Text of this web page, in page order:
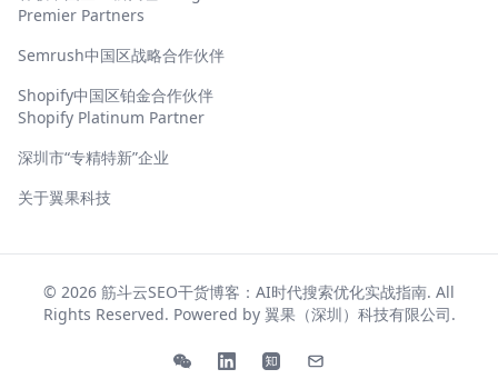
Premier Partners
Semrush中国区战略合作伙伴
Shopify中国区铂金合作伙伴
Shopify Platinum Partner
深圳市“专精特新”企业
关于翼果科技
© 2026 筋斗云SEO干货博客：AI时代搜索优化实战指南. All
Rights Reserved. Powered by 翼果（深圳）科技有限公司.